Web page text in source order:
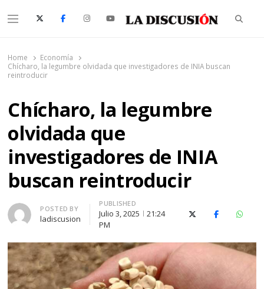
Menu
Home
Economía
Chícharo, la legumbre olvidada que investigadores de INIA buscan
reintroducir
Chícharo, la legumbre
olvidada que
investigadores de INIA
buscan reintroducir
Author
POSTED BY
ladiscusion
PUBLISHED
Julio 3, 2025
21:24
PM
X (Twitter)Facebook